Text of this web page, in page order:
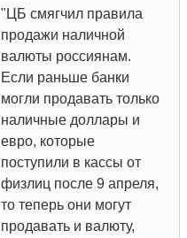
"ЦБ смягчил правила
продажи наличной
валюты россиянам.
Если раньше банки
могли продавать только
наличные доллары и
евро, которые
поступили в кассы от
физлиц после 9 апреля,
то теперь они могут
продавать и валюту,